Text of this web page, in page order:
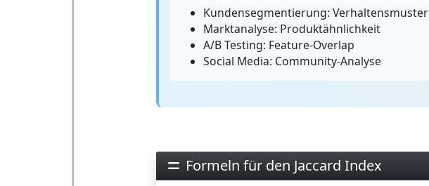
Kundensegmentierung: Verhaltensmuster
Marktanalyse: Produktähnlichkeit
A/B Testing: Feature-Overlap
Social Media: Community-Analyse
Formeln für den Jaccard Index